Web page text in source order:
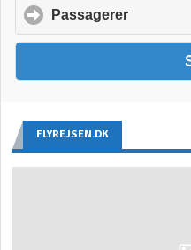
FLYREJSEN.DK